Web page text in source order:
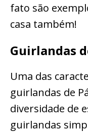
fato são
casa também!
Guirlandas
Uma das
guirlandas de
diversidade de
guirlandas